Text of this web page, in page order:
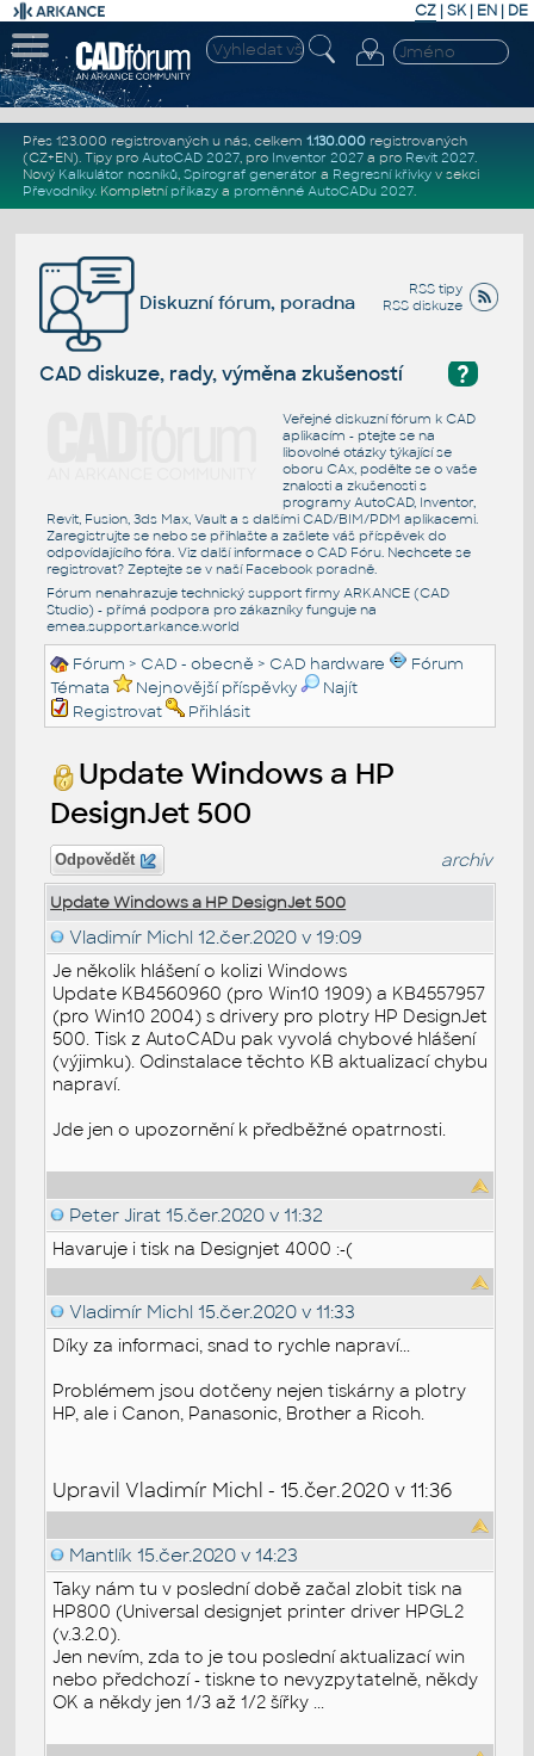
CZ | SK| EN | DE
Přes 123.000 registrovaných u nás, celkem 1.130.000registrovaných
(CZ+EN). Tipy pro AutoCAD 2027, pro Inventor 2027a pro Revit 2027.
Nový Kalkulátor nosníků, Spirograf generátor a Regresní křivkyv sekci
Převodníky. Kompletní příkazya proměnné AutoCADu 2027.
RSS tipy
RSS diskuze
Diskuzní fórum, poradna
?
CAD diskuze, rady, výměna zkušeností
Veřejné diskuzní fórum k CAD
aplikacím - ptejte se na
libovolné otázky týkající se
oboru CAx, podělte se o vaše
znalosti a zkušenosti s
programy AutoCAD, Inventor,
Revit, Fusion, 3ds Max, Vault a s dalšími CAD/BIM/PDM aplikacemi.
Zaregistrujte se nebo se přihlašte a zašlete váš příspěvek do
odpovídajícího fóra. Viz další informace o CAD Fóru. Nechcete se
registrovat? Zeptejte se v naší Facebook poradně.
Fórum nenahrazuje technický support firmy ARKANCE (CAD
Studio) - přímá podpora pro zákazníky funguje na
emea.support.arkance.world
Fórum > CAD - obecně > CAD hardware
Fórum
Témata
Nejnovější příspěvky
Najít
Registrovat
Přihlásit
Update Windows a HP
DesignJet 500
Odpovědět archiv
Update Windows a HP DesignJet 500
Vladimír Michl 12.čer.2020 v 19:09
Je několik hlášení o kolizi Windows
Update KB4560960 (pro Win10 1909) a KB4557957
(pro Win10 2004) s drivery pro plotry HP DesignJet
500. Tisk z AutoCADu pak vyvolá chybové hlášení
(výjimku). Odinstalace těchto KB aktualizací chybu
napraví.
Jde jen o upozornění k předběžné opatrnosti.
Peter Jirat 15.čer.2020 v 11:32
Havaruje i tisk na Designjet 4000 :-(
Vladimír Michl 15.čer.2020 v 11:33
Díky za informaci, snad to rychle napraví...
Problémem jsou dotčeny nejen tiskárny a plotry
HP, ale i Canon, Panasonic, Brother a Ricoh.
Upravil Vladimír Michl - 15.čer.2020 v 11:36
Mantlík 15.čer.2020 v 14:23
Taky nám tu v poslední době začal zlobit tisk na
HP800 (Universal designjet printer driver HPGL2
(v.3.2.0).
Jen nevím, zda to je tou poslední aktualizací win
nebo předchozí - tiskne to nevyzpytatelně, někdy
OK a někdy jen 1/3 až 1/2 šířky ...